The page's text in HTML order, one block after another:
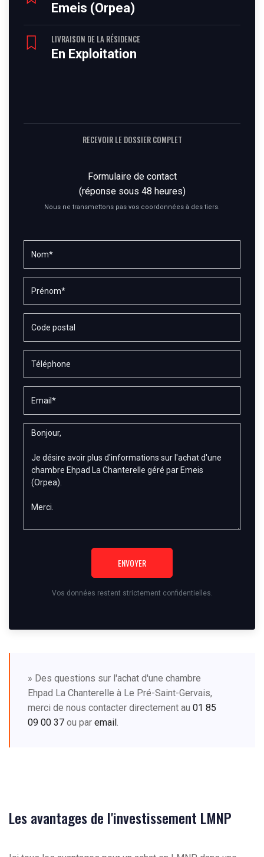
Emeis (Orpea)
LIVRAISON DE LA RÉSIDENCE
En Exploitation
RECEVOIR LE DOSSIER COMPLET
Formulaire de contact
(réponse sous 48 heures)
Nous ne transmettons pas vos coordonnées à des tiers.
ENVOYER
Vos données restent strictement confidentielles.
» Des questions sur l'achat d'une chambre
Ehpad La Chanterelle à Le Pré-Saint-Gervais,
merci de nous contacter directement au 01 85
09 00 37 ou par email.
Les avantages de l'investissement LMNP